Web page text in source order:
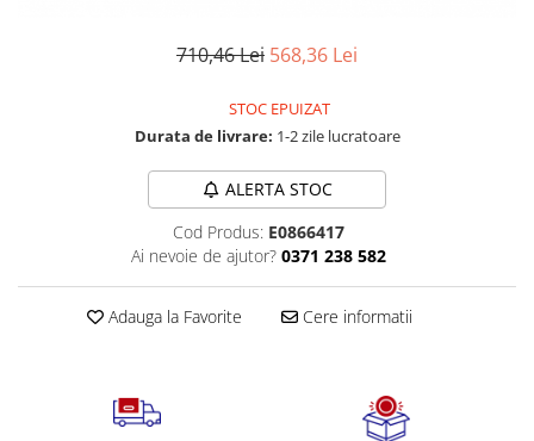
Volvo FH 2 Euro 4
Volvo FH 3 Euro 5
Volvo Model FM
Bare LED (LED Bar) off-road, auto
710,46 Lei 568,36 Lei
STOC EPUIZAT
Durata de livrare: 1-2 zile lucratoare
ALERTA STOC
Cod Produs: E0866417
Ai nevoie de ajutor? 0371 238 582
Adauga la Favorite Cere informatii